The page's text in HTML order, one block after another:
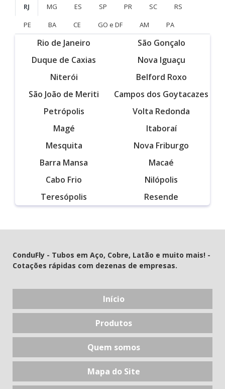
RJ MG ES SP PR SC
RS
PE
BA CE GO e DF AM PA
Rio de Janeiro
São Gonçalo
Duque de Caxias
Nova Iguaçu
Niterói
Belford Roxo
São João de Meriti
Campos dos Goytacazes
Petrópolis
Volta Redonda
Magé
Itaboraí
Mesquita
Nova Friburgo
Barra Mansa
Macaé
Cabo Frio
Nilópolis
Teresópolis
Resende
ConduFly - Tubos em Aço, Cobre, Latão e muito mais! -
Cotações rápidas com dezenas de empresas.
Início
Produtos
Quem somos
Mapa do Site